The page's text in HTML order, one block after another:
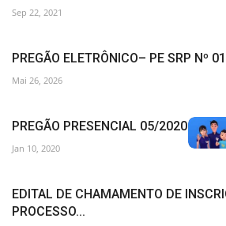
Sep 22, 2021
PREGÃO ELETRÔNICO– PE SRP Nº
Mai 26, 2026
PREGÃO PRESENCIAL 05/2020
Jan 10, 2020
EDITAL DE CHAMAMENTO DE
PROCESSO...